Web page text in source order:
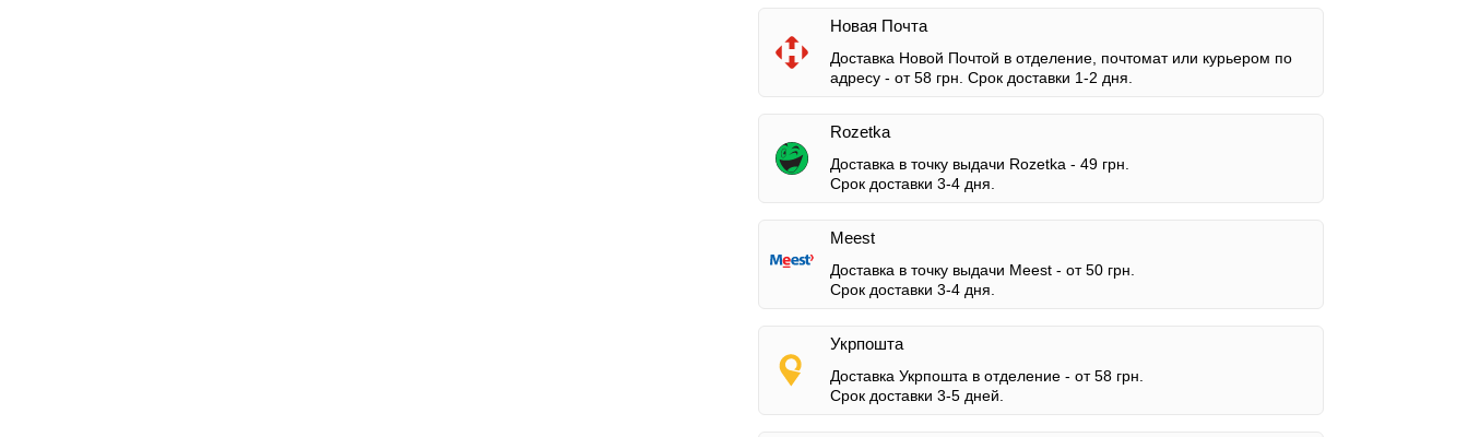
Новая Почта
Доставка Новой Почтой в отделение, почтомат или курьером по
адресу - от 58 грн. Срок доставки 1-2 дня.
Rozetka
Доставка в точку выдачи Rozetka - 49 грн.
Срок доставки 3-4 дня.
Meest
Доставка в точку выдачи Meest - от 50 грн.
Срок доставки 3-4 дня.
Укрпошта
Доставка Укрпошта в отделение - от 58 грн.
Срок доставки 3-5 дней.